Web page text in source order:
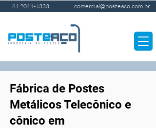
81 2011-4333 comercial@posteaco.com.br
Fábrica de Postes
Metálicos Telecônico e
cônico em